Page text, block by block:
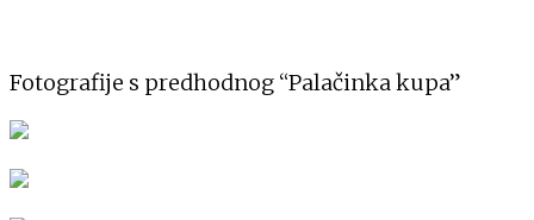
Fotografije s predhodnog “Palačinka kupa”